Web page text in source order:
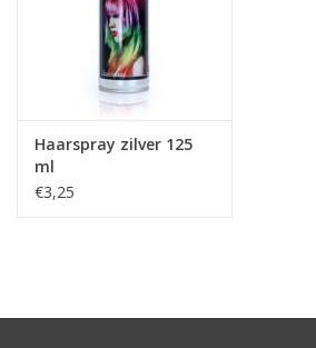
Haarspray zilver 125
ml
€3,25